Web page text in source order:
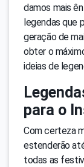
damos mais
legendas que
geração de
obter o
ideias de
para o
Com certeza
estenderão
todas as